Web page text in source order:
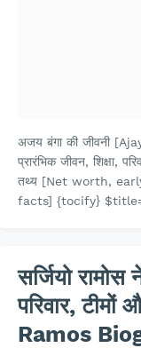
अजय बंगा की जीवनी
प्रारंभिक जीवन, शिक्षा,
तथ्य [Net worth,
facts] {tocify}
सर्जियो रामोस
परिवार,
Ramos